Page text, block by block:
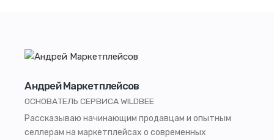
Андрей Маркетплейсов
ОСНОВАТЕЛЬ СЕРВИСА WILDBEE
Рассказываю начинающим продавцам и опытным
селлерам на маркетплейсах о современных